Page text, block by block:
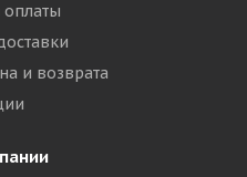
оплаты
и возврата